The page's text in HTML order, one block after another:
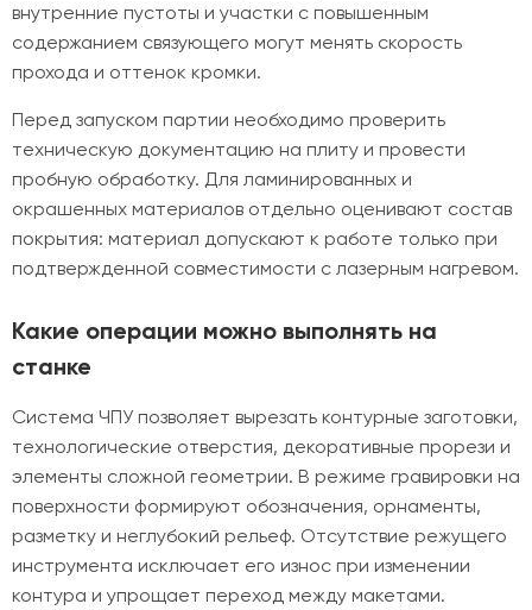
внутренние пустоты и участки с повышенным
содержанием связующего могут менять скорость
прохода и оттенок кромки.
Перед запуском партии необходимо проверить
техническую документацию на плиту и провести
пробную обработку. Для ламинированных и
окрашенных материалов отдельно оценивают состав
покрытия: материал допускают к работе только при
подтвержденной совместимости с лазерным нагревом.
Какие операции можно выполнять на
станке
Система ЧПУ позволяет вырезать контурные заготовки,
технологические отверстия, декоративные прорези и
элементы сложной геометрии. В режиме гравировки на
поверхности формируют обозначения, орнаменты,
разметку и неглубокий рельеф. Отсутствие режущего
инструмента исключает его износ при изменении
контура и упрощает переход между макетами.